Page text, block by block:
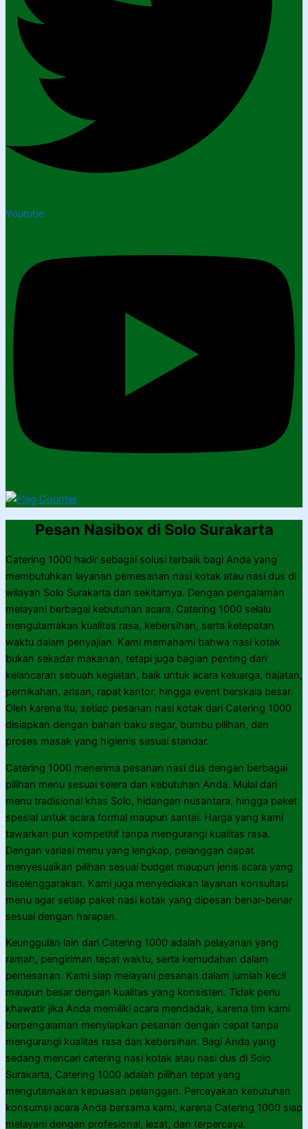
Youtube
Pesan Nasibox di Solo Surakarta
Catering 1000 hadir sebagai solusi terbaik bagi Anda yang
membutuhkan layanan pemesanan nasi kotak atau nasi dus di
wilayah Solo Surakarta dan sekitarnya. Dengan pengalaman
melayani berbagai kebutuhan acara, Catering 1000 selalu
mengutamakan kualitas rasa, kebersihan, serta ketepatan
waktu dalam penyajian. Kami memahami bahwa nasi kotak
bukan sekadar makanan, tetapi juga bagian penting dari
kelancaran sebuah kegiatan, baik untuk acara keluarga, hajatan,
pernikahan, arisan, rapat kantor, hingga event berskala besar.
Oleh karena itu, setiap pesanan nasi kotak dari Catering 1000
disiapkan dengan bahan baku segar, bumbu pilihan, dan
proses masak yang higienis sesuai standar.
Catering 1000 menerima pesanan nasi dus dengan berbagai
pilihan menu sesuai selera dan kebutuhan Anda. Mulai dari
menu tradisional khas Solo, hidangan nusantara, hingga paket
spesial untuk acara formal maupun santai. Harga yang kami
tawarkan pun kompetitif tanpa mengurangi kualitas rasa.
Dengan variasi menu yang lengkap, pelanggan dapat
menyesuaikan pilihan sesuai budget maupun jenis acara yang
diselenggarakan. Kami juga menyediakan layanan konsultasi
menu agar setiap paket nasi kotak yang dipesan benar-benar
sesuai dengan harapan.
Keunggulan lain dari Catering 1000 adalah pelayanan yang
ramah, pengiriman tepat waktu, serta kemudahan dalam
pemesanan. Kami siap melayani pesanan dalam jumlah kecil
maupun besar dengan kualitas yang konsisten. Tidak perlu
khawatir jika Anda memiliki acara mendadak, karena tim kami
berpengalaman menyiapkan pesanan dengan cepat tanpa
mengurangi kualitas rasa dan kebersihan. Bagi Anda yang
sedang mencari catering nasi kotak atau nasi dus di Solo
Surakarta, Catering 1000 adalah pilihan tepat yang
mengutamakan kepuasan pelanggan. Percayakan kebutuhan
konsumsi acara Anda bersama kami, karena Catering 1000 siap
melayani dengan profesional, lezat, dan terpercaya.